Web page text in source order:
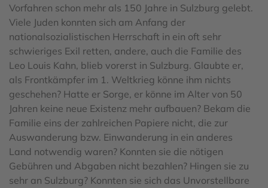
Vorfahren schon mehr als 150 Jahre in Sulzburg gelebt.
Viele Juden konnten sich am Anfang der
nationalsozialistischen Herrschaft in ein oft sehr
schwieriges Exil retten, andere, auch die Familie des
Leo Louis Kahn, blieb vorerst in Sulzburg. Glaubte er,
als Frontkämpfer im 1. Weltkrieg könne ihm nichts
geschehen? Hatte er Sorge, er könne im Alter von 50
Jahren keine neue Existenz mehr aufbauen? Bekam die
Familie eins der zahlreichen Papiere nicht, die zur
Auswanderung bzw. Einwanderung in ein anderes
Land notwendig waren? Konnten sie die nötigen
Gebühren und Abgaben nicht bezahlen? Hingen sie zu
sehr an Sulzburg? Konnten sie sich das Unvorstellbare